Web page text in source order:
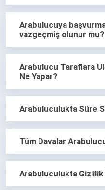
Arabulucuya
vazgeçmiş olunur mu?
Arabulucu Taraflara
Ne Yapar?
Arabuluculukta Süre
Tüm Davalar
Arabuluculukta